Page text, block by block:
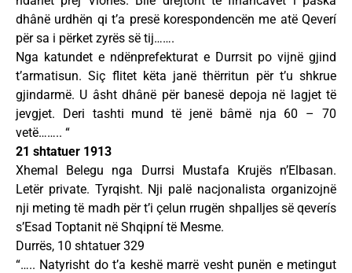
dhânë urdhën qi t’a presë korespondencën me atë Qeverí
për sa i përket zyrës së tij…….
Nga katundet e ndënprefekturat e Durrsit po vijnë gjind
t’armatisun. Siç flitet këta janë thërritun për t’u shkrue
gjindarmë. U âsht dhânë për banesë depoja në lagjet të
jevgjet. Deri tashti mund të jenë bâmë nja 60 – 70
vetë…….. “
21 shtatuer 1913
Xhemal Belegu nga Durrsi Mustafa Krujës n’Elbasan.
Letër private. Tyrqisht. Nji palë nacjonalista organizojnë
nji meting të madh për t’i çelun rrugën shpalljes së qeverís
s’Esad Toptanit në Shqipní të Mesme.
Durrës, 10 shtatuer 329
“….. Natyrisht do t’a keshë marrë vesht punën e metingut